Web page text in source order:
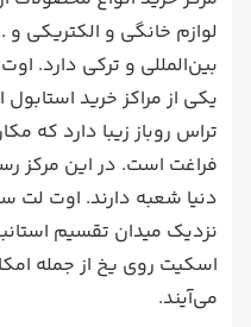
لوازم خانگی و الکتریکی و
بین‌المللی و ترکی دارد.
یکی از مراکز خرید
تراس روباز زیبا دارد که
فراغت است. در این مرکز
دنیا شعبه‌ دارند. اوت لت
نزدیک میدان تقسیم
اسکیت روی یخ از جمله
می‌آیند.